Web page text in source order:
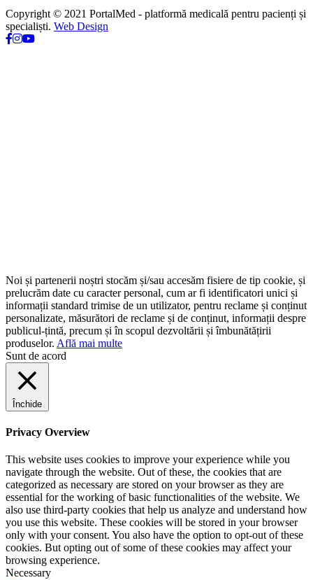
Copyright © 2021 PortalMed - platformă medicală pentru pacienți și
specialiști. Web Design
Noi și partenerii noștri stocăm și/sau accesăm fisiere de tip cookie, și
prelucrăm date cu caracter personal, cum ar fi identificatori unici și
informații standard trimise de un utilizator, pentru reclame și conținut
personalizate, măsurători de reclame și de conținut, informații despre
publicul-țintă, precum și în scopul dezvoltării și îmbunătățirii
produselor. Află mai multe
Sunt de acord
Închide
Privacy Overview
This website uses cookies to improve your experience while you
navigate through the website. Out of these, the cookies that are
categorized as necessary are stored on your browser as they are
essential for the working of basic functionalities of the website. We
also use third-party cookies that help us analyze and understand how
you use this website. These cookies will be stored in your browser
only with your consent. You also have the option to opt-out of these
cookies. But opting out of some of these cookies may affect your
browsing experience.
Necessary